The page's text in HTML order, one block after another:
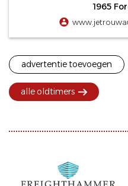
1965
advertentie toevoegen
alle oldtimers